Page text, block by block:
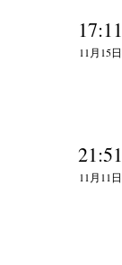
17:11
11月15日
21:51
11月11日